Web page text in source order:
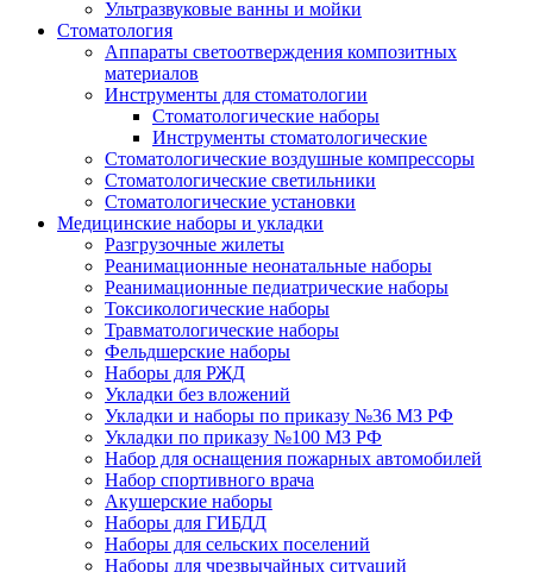
Ультразвуковые ванны и мойки
Стоматология
Аппараты светоотверждения композитных
материалов
Инструменты для стоматологии
Стоматологические наборы
Инструменты стоматологические
Стоматологические воздушные компрессоры
Стоматологические светильники
Стоматологические установки
Медицинские наборы и укладки
Разгрузочные жилеты
Реанимационные неонатальные наборы
Реанимационные педиатрические наборы
Токсикологические наборы
Травматологические наборы
Фельдшерские наборы
Наборы для РЖД
Укладки без вложений
Укладки и наборы по приказу №36 МЗ РФ
Укладки по приказу №100 МЗ РФ
Набор для оснащения пожарных автомобилей
Набор спортивного врача
Акушерские наборы
Наборы для ГИБДД
Наборы для сельских поселений
Наборы для чрезвычайных ситуаций